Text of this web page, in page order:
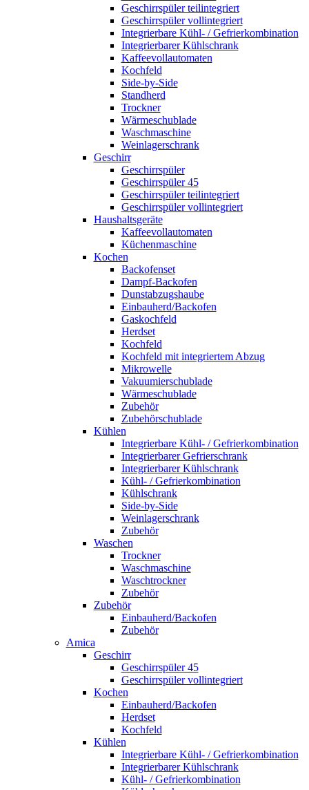
Geschirrspüler teilintegriert
Geschirrspüler vollintegriert
Integrierbare Kühl- / Gefrierkombination
Integrierbarer Kühlschrank
Kaffeevollautomaten
Kochfeld
Side-by-Side
Standherd
Trockner
Wärmeschublade
Waschmaschine
Weinlagerschrank
Geschirr
Geschirrspüler
Geschirrspüler 45
Geschirrspüler teilintegriert
Geschirrspüler vollintegriert
Haushaltsgeräte
Kaffeevollautomaten
Küchenmaschine
Kochen
Backofenset
Dampf-Backofen
Dunstabzugshaube
Einbauherd/Backofen
Gaskochfeld
Herdset
Kochfeld
Kochfeld mit integriertem Abzug
Mikrowelle
Vakuumierschublade
Wärmeschublade
Zubehör
Zubehörschublade
Kühlen
Integrierbare Kühl- / Gefrierkombination
Integrierbarer Gefrierschrank
Integrierbarer Kühlschrank
Kühl- / Gefrierkombination
Kühlschrank
Side-by-Side
Weinlagerschrank
Zubehör
Waschen
Trockner
Waschmaschine
Waschtrockner
Zubehör
Zubehör
Einbauherd/Backofen
Zubehör
Amica
Geschirr
Geschirrspüler 45
Geschirrspüler vollintegriert
Kochen
Einbauherd/Backofen
Herdset
Kochfeld
Kühlen
Integrierbare Kühl- / Gefrierkombination
Integrierbarer Kühlschrank
Kühl- / Gefrierkombination